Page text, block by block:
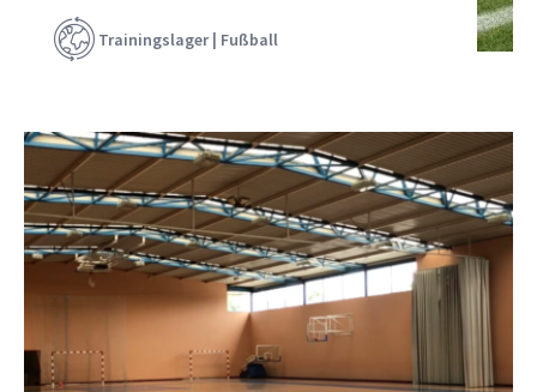
Trainingslager | Fußball